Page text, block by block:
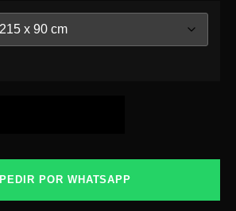
PEDIR POR WHATSAPP